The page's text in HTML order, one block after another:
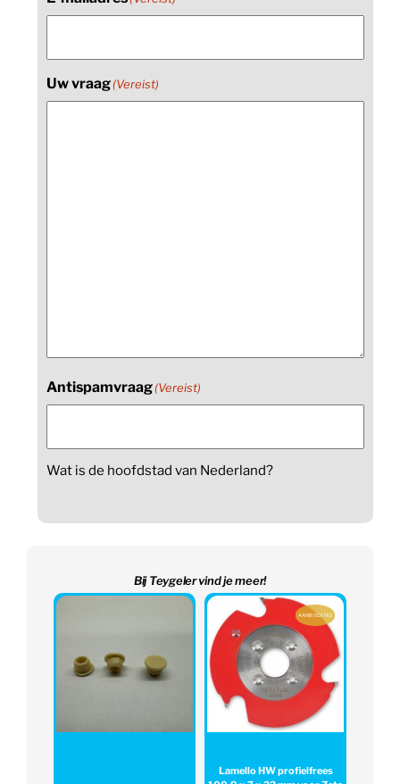
Uw vraag(Vereist)
Antispamvraag(Vereist)
Wat is de hoofdstad van Nederland?
Bij Teygeler vind je meer!
AANBIEDING!
Lamello HW profielfrees